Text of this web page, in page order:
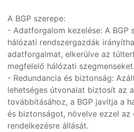
A BGP szerepe:
- Adatforgalom kezelése: A BGP
hálózati rendszergazdák
adatforgalmat, elkerülve az
megfelelő hálózati szegmenseket.
- Redundancia és biztonság:
lehetséges útvonalat biztosít az
továbbításához, a BGP javítja a
és biztonságot, növelve ezzel
rendelkezésre állását.